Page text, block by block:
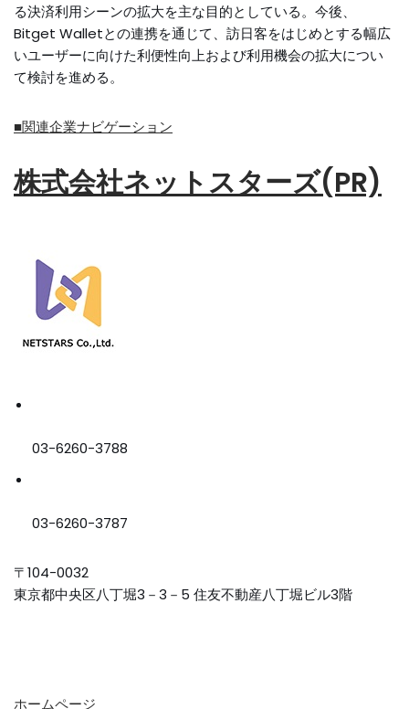
る決済利用シーンの拡大を主な目的としている。今後、
Bitget Walletとの連携を通じて、訪日客をはじめとする幅広
いユーザーに向けた利便性向上および利用機会の拡大につい
て検討を進める。
■関連企業ナビゲーション
株式会社ネットスターズ(PR)
03-6260-3788
03-6260-3787
〒104-0032
東京都中央区八丁堀3－3－5 住友不動産八丁堀ビル3階
ホームページ